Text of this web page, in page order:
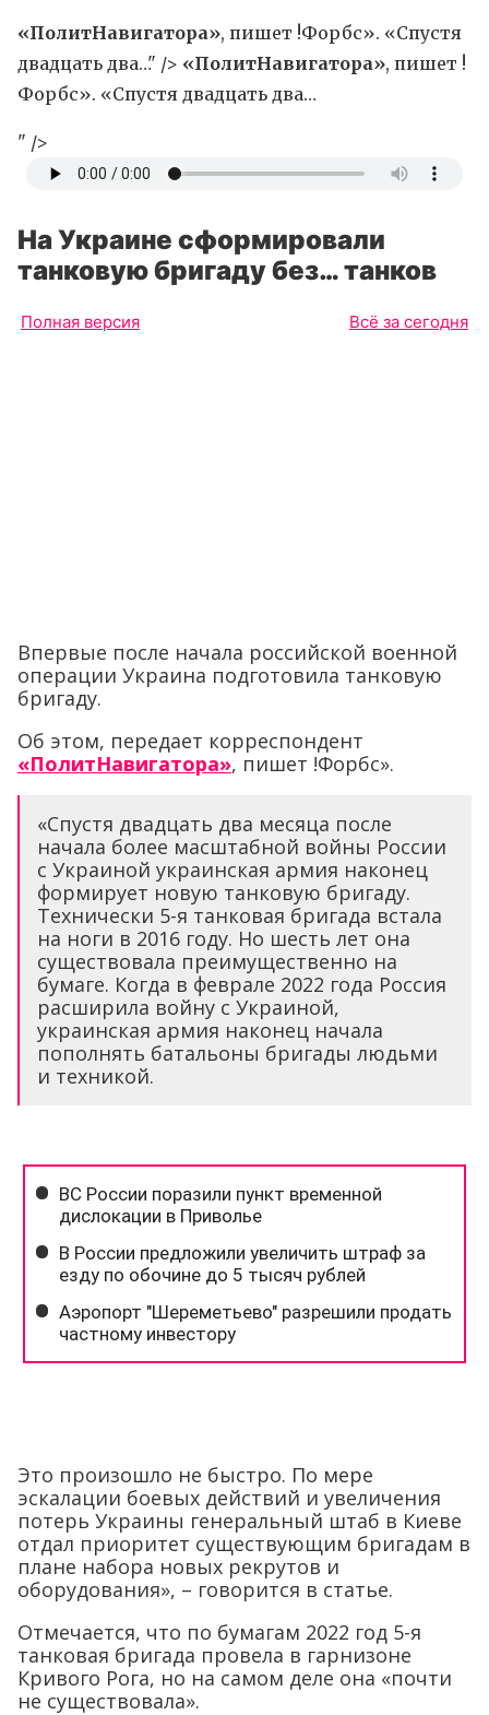
«ПолитНавигатора», пишет !Форбс». «Спустя
двадцать два…" /> «ПолитНавигатора», пишет !
Форбс». «Спустя двадцать два…
" />
На Украине сформировали
танковую бригаду без… танков
Полная версия Всё за сегодня
Впервые после начала российской военной
операции Украина подготовила танковую
бригаду.
Об этом, передает корреспондент
«ПолитНавигатора», пишет !Форбс».
«Спустя двадцать два месяца после
начала более масштабной войны России
с Украиной украинская армия наконец
формирует новую танковую бригаду.
Технически 5-я танковая бригада встала
на ноги в 2016 году. Но шесть лет она
существовала преимущественно на
бумаге. Когда в феврале 2022 года Россия
расширила войну с Украиной,
украинская армия наконец начала
пополнять батальоны бригады людьми
и техникой.
Это произошло не быстро. По мере
эскалации боевых действий и увеличения
потерь Украины генеральный штаб в Киеве
отдал приоритет существующим бригадам в
плане набора новых рекрутов и
оборудования», – говорится в статье.
Отмечается, что по бумагам 2022 год 5-я
танковая бригада провела в гарнизоне
Кривого Рога, но на самом деле она «почти
не существовала».